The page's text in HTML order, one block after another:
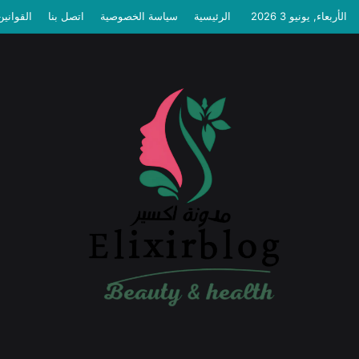
الأربعاء, يونيو 3 2026 الرئيسية سياسة الخصوصية اتصل بنا